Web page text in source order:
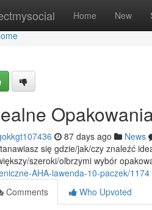
Home New
87 days ago News
się gdzie/jak/czy znaleźć
szeroki/olbrzymi wybór
AHA-lawenda-10-paczek/1174
Comments
Who Upvoted